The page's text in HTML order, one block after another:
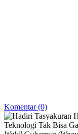
Komentar (0)